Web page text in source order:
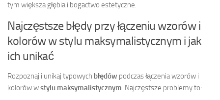
tym większa głębia i bogactwo estetyczne.
Najczęstsze błędy przy łączeniu wzorów i
kolorów w stylu maksymalistycznym i jak
ich unikać
Rozpoznaj i unikaj typowych błędów podczas łączenia wzorów i
kolorów wstylu maksymalistycznym. Najczęstsze problemy to: